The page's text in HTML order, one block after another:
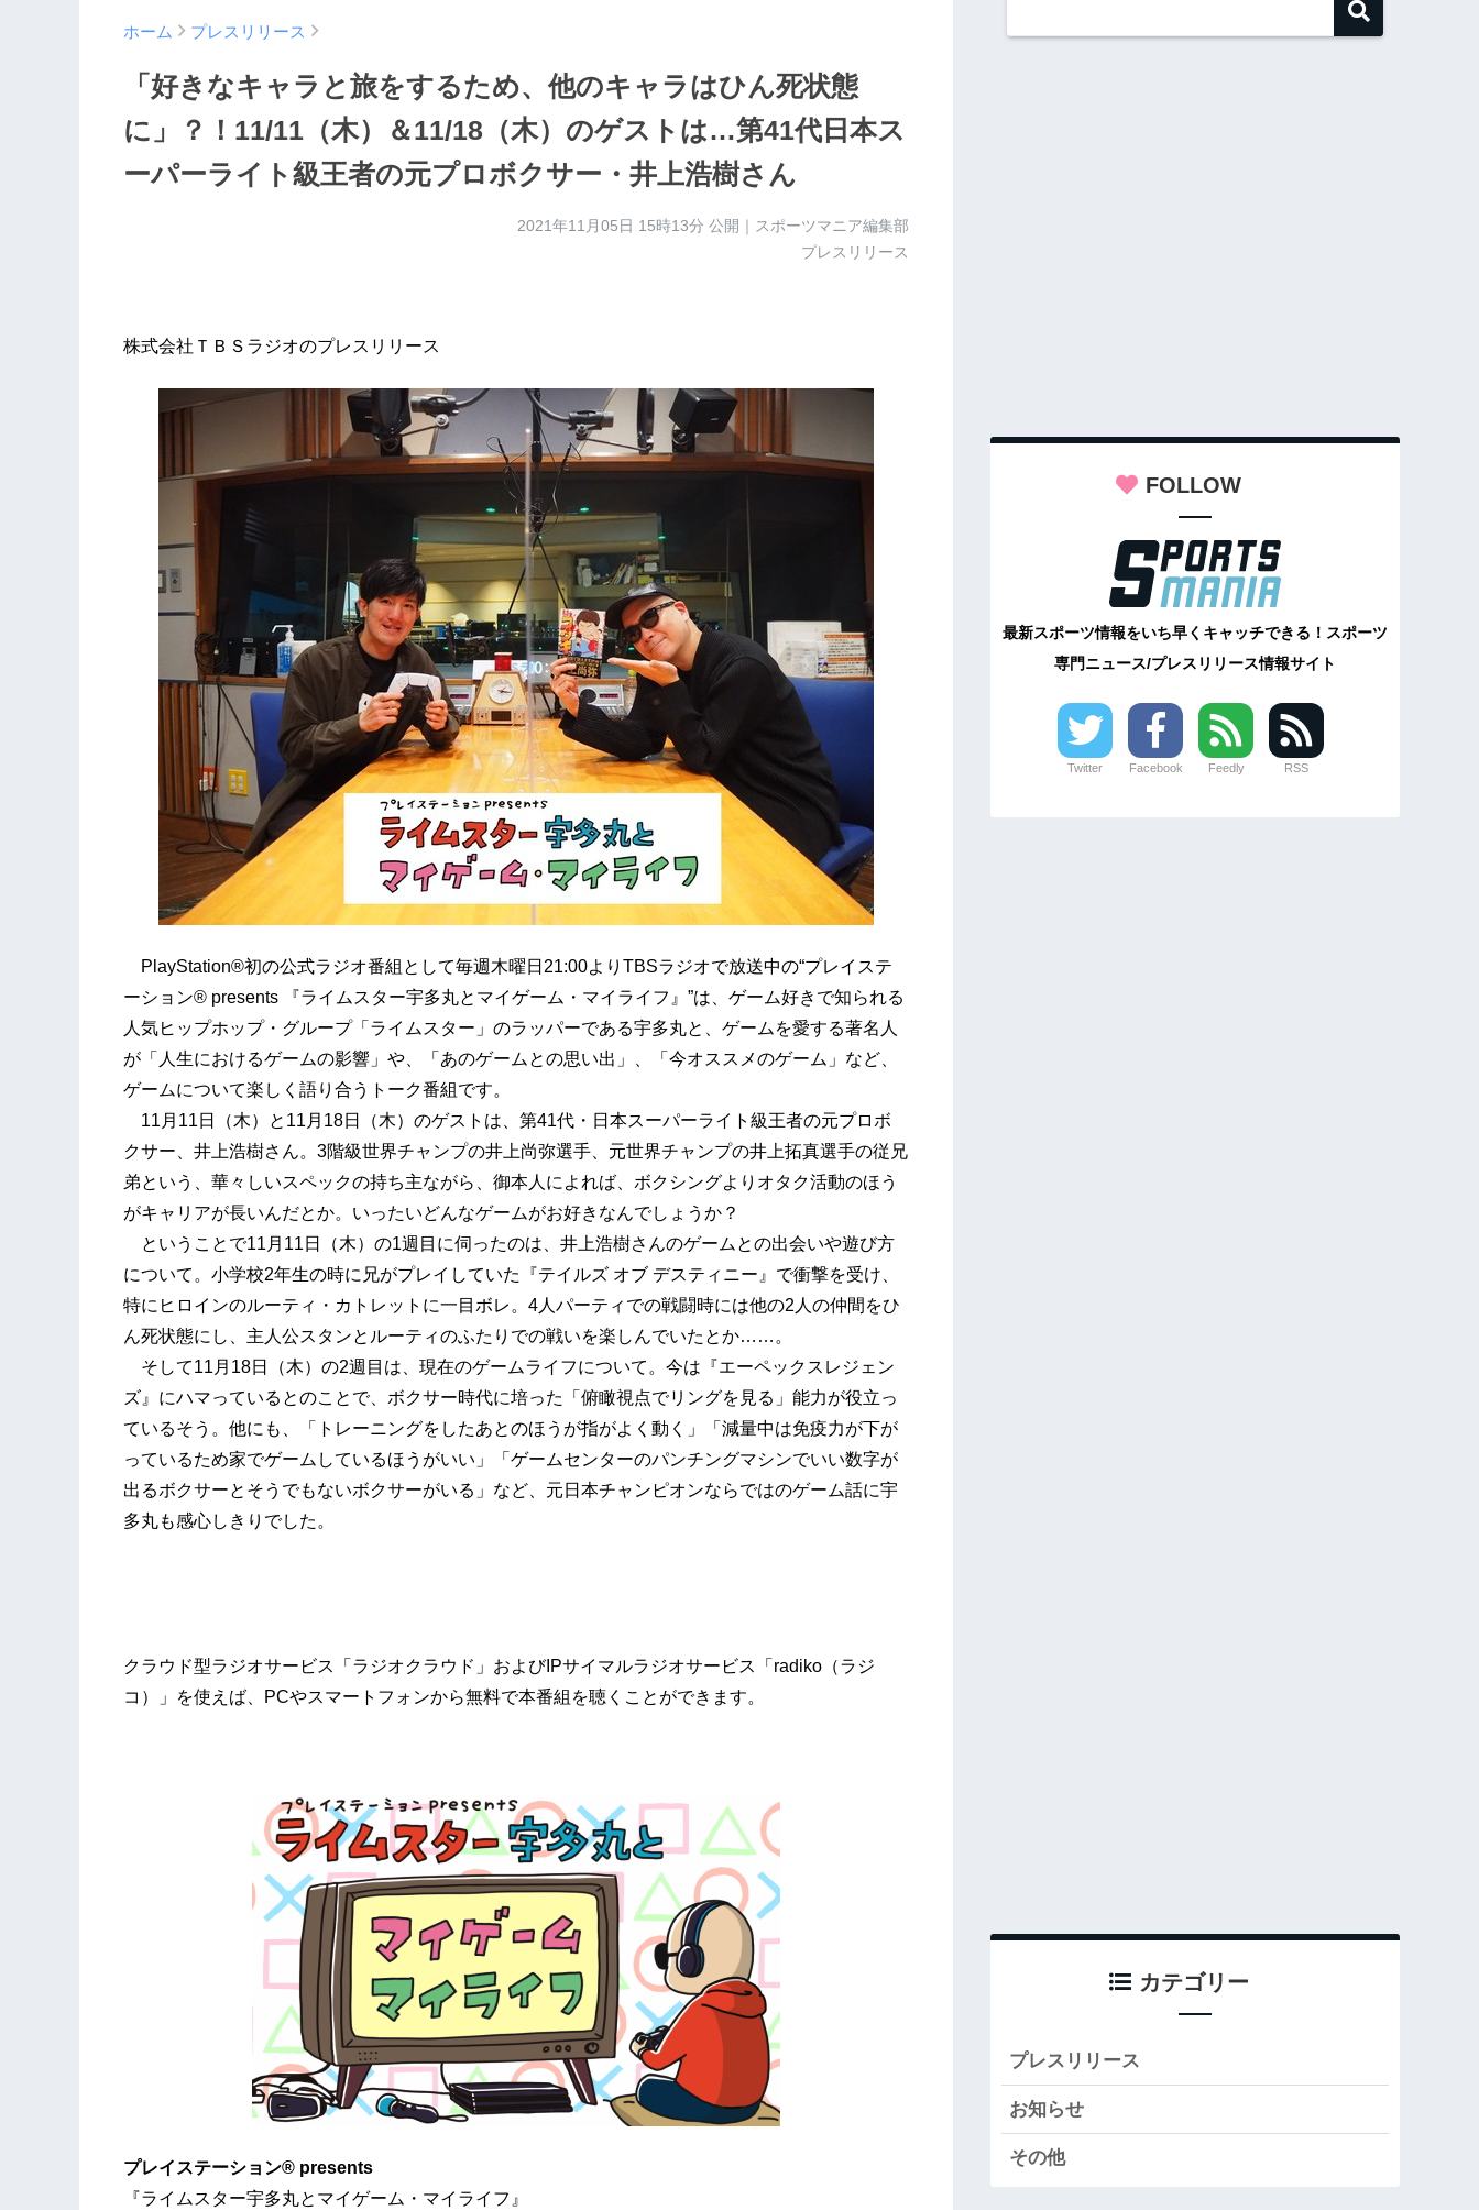
ホーム プレスリリース
「好きなキャラと旅をするため、他のキャラはひん死状態
に」？！11/11（木）＆11/18（木）のゲストは…第41代日本ス
ーパーライト級王者の元プロボクサー・井上浩樹さん
2021年11月05日 15時13分 公開｜スポーツマニア編集部
プレスリリース
株式会社ＴＢＳラジオのプレスリリース
PlayStation®初の公式ラジオ番組として毎週木曜日21:00よりTBSラジオで放送中の“プレイステ
ーション® presents 『ライムスター宇多丸とマイゲーム・マイライフ』”は、ゲーム好きで知られる
人気ヒップホップ・グループ「ライムスター」のラッパーである宇多丸と、ゲームを愛する著名人
が「人生におけるゲームの影響」や、「あのゲームとの思い出」、「今オススメのゲーム」など、
ゲームについて楽しく語り合うトーク番組です。
11月11日（木）と11月18日（木）のゲストは、第41代・日本スーパーライト級王者の元プロボ
クサー、井上浩樹さん。3階級世界チャンプの井上尚弥選手、元世界チャンプの井上拓真選手の従兄
弟という、華々しいスペックの持ち主ながら、御本人によれば、ボクシングよりオタク活動のほう
がキャリアが長いんだとか。いったいどんなゲームがお好きなんでしょうか？
ということで11月11日（木）の1週目に伺ったのは、井上浩樹さんのゲームとの出会いや遊び方
について。小学校2年生の時に兄がプレイしていた『テイルズ オブ デスティニー』で衝撃を受け、
特にヒロインのルーティ・カトレットに一目ボレ。4人パーティでの戦闘時には他の2人の仲間をひ
ん死状態にし、主人公スタンとルーティのふたりでの戦いを楽しんでいたとか……。
そして11月18日（木）の2週目は、現在のゲームライフについて。今は『エーペックスレジェン
ズ』にハマっているとのことで、ボクサー時代に培った「俯瞰視点でリングを見る」能力が役立っ
ているそう。他にも、「トレーニングをしたあとのほうが指がよく動く」「減量中は免疫力が下が
っているため家でゲームしているほうがいい」「ゲームセンターのパンチングマシンでいい数字が
出るボクサーとそうでもないボクサーがいる」など、元日本チャンピオンならではのゲーム話に宇
多丸も感心しきりでした。
クラウド型ラジオサービス「ラジオクラウド」およびIPサイマルラジオサービス「radiko（ラジ
コ）」を使えば、PCやスマートフォンから無料で本番組を聴くことができます。
プレイステーション® presents
『ライムスター宇多丸とマイゲーム・マイライフ』
FOLLOW
最新スポーツ情報をいち早くキャッチできる！スポーツ
専門ニュース/プレスリリース情報サイト
Twitter Facebook Feedly RSS
カテゴリー
プレスリリース
お知らせ
その他